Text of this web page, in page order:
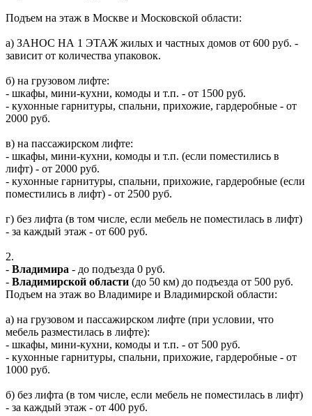
Подъем на этаж в Москве и Московской области:
а) ЗАНОС НА 1 ЭТАЖ жилых и частных домов от 600 руб. -
зависит от количества упаковок.
б) на грузовом лифте:
- шкафы, мини-кухни, комоды и т.п. - от 1500 руб.
- кухонные гарнитуры, спальни, прихожие, гардеробные - от
2000 руб.
в) на пассажирском лифте:
- шкафы, мини-кухни, комоды и т.п. (если поместились в
лифт) - от 2000 руб.
- кухонные гарнитуры, спальни, прихожие, гардеробные (если
поместились в лифт) - от 2500 руб.
г) без лифта (в том числе, если мебель не поместилась в лифт)
- за каждый этаж - от 600 руб.
2.
- Владимира - до подъезда 0 руб.
- Владимирской области (до 50 км) до подъезда от 500 руб.
Подъем на этаж во Владимире и Владимирской области:
а) на грузовом и пассажирском лифте (при условии, что
мебель разместилась в лифте):
- шкафы, мини-кухни, комоды и т.п. - от 500 руб.
- кухонные гарнитуры, спальни, прихожие, гардеробные - от
1000 руб.
б) без лифта (в том числе, если мебель не поместилась в лифт)
- за каждый этаж - от 400 руб.